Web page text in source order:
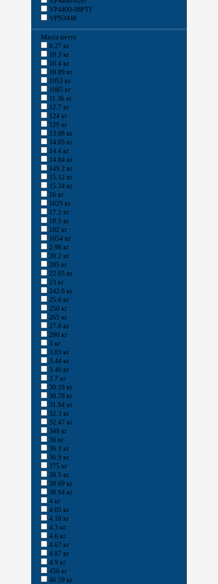
VP4400-08PTF
VPN3448
Масса нетто
0.27 кг
10.3 кг
10.4 кг
10.89 кг
1053 кг
1085 кг
11.36 кг
12.7 кг
124 кг
129 кг
13.08 кг
14.05 кг
14.4 кг
14.84 кг
149.2 кг
15.12 кг
15.34 кг
16 кг
1629 кг
17.2 кг
18.5 кг
182 кг
1854 кг
2.98 кг
20.2 кг
205 кг
22.65 кг
23 кг
242.6 кг
25.6 кг
250 кг
265 кг
27.8 кг
280 кг
3 кг
3.03 кг
3.44 кг
3.46 кг
3.7 кг
30.19 кг
30.78 кг
31.94 кг
32.3 кг
32.47 кг
349 кг
36 кг
36.3 кг
36.9 кг
375 кг
38.5 кг
38.69 кг
38.94 кг
4 кг
4.05 кг
4.18 кг
4.3 кг
4.6 кг
4.67 кг
4.87 кг
4.9 кг
450 кг
46.59 кг